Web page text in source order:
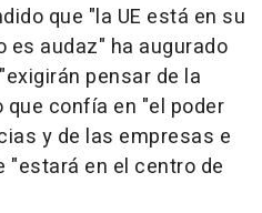
que "la UE está en su
audaz" ha augurado
pensar de la
confía en "el poder
y de las empresas e
"estará en el centro de